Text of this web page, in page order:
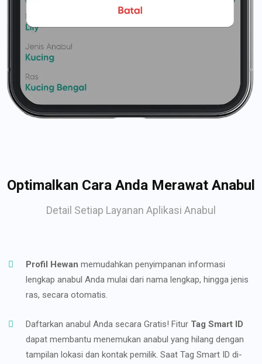
Optimalkan Cara Anda Merawat Anabul
Detail Setiap Layanan Aplikasi Anabul
Profil Hewan memudahkan penyimpanan informasi
lengkap anabul Anda mulai dari nama lengkap, hingga jenis
ras, secara otomatis.
Daftarkan anabul Anda secara Gratis! Fitur Tag Smart ID
dapat membantu menemukan anabul yang hilang dengan
tampilan lokasi dan kontak pemilik. Saat Tag Smart ID di-